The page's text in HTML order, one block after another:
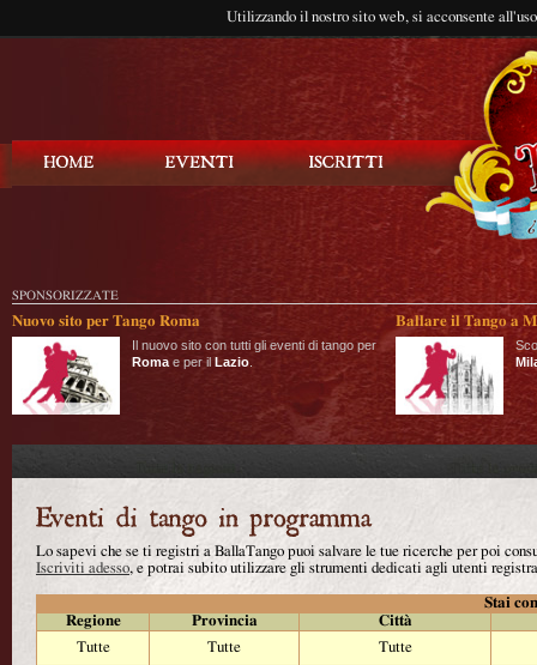
Utilizzando il nostro sito web, si acconsente
SPONSORIZZATE
Nuovo sito per Tango Roma
Il nuovo sito con tutti gli eventi di tango per
Roma e per il Lazio
Ballare il Tango a
Lo sapevi che se ti registri a BallaTango puoi salvare le tue ricerche per poi
Iscriviti adesso, e potrai subito utilizzare gli strumenti dedicati agli utenti
Stai
Regione
Provincia
Città
Tutte
Tutte
Tutte